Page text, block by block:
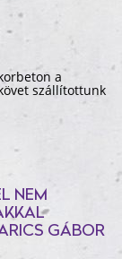
a
szállítottunk
NEM
GÁBOR